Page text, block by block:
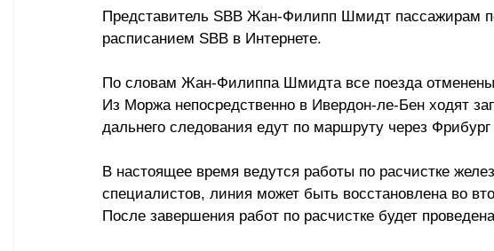
Представитель SBB Жан-Филипп Шмидт пассажирам
расписанием SBB в Интернете.
По словам Жан-Филиппа Шмидта все поезда
Из Моржа непосредственно в Ивердон-ле-Бен ходят
дальнего следования едут по маршруту через
В настоящее время ведутся работы по расчистке
специалистов, линия может быть восстановлена во
После завершения работ по расчистке будет